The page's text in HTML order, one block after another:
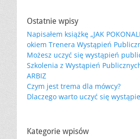
Ostatnie wpisy
Napisałem książkę „JAK
okiem Trenera Wystąpień
Możesz uczyć się wystąpień
Szkolenia z Wystąpień
ARBIZ
Czym jest trema dla mówcy?
Dlaczego warto uczyć się
Kategorie wpisów